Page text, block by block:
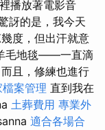
播放著電影音
訝的是，我今天
度，但出汗就意
毛地毯——一直滴
而且，修練也進行
案管理 直到我在
土葬費用 專業外
適合各場合